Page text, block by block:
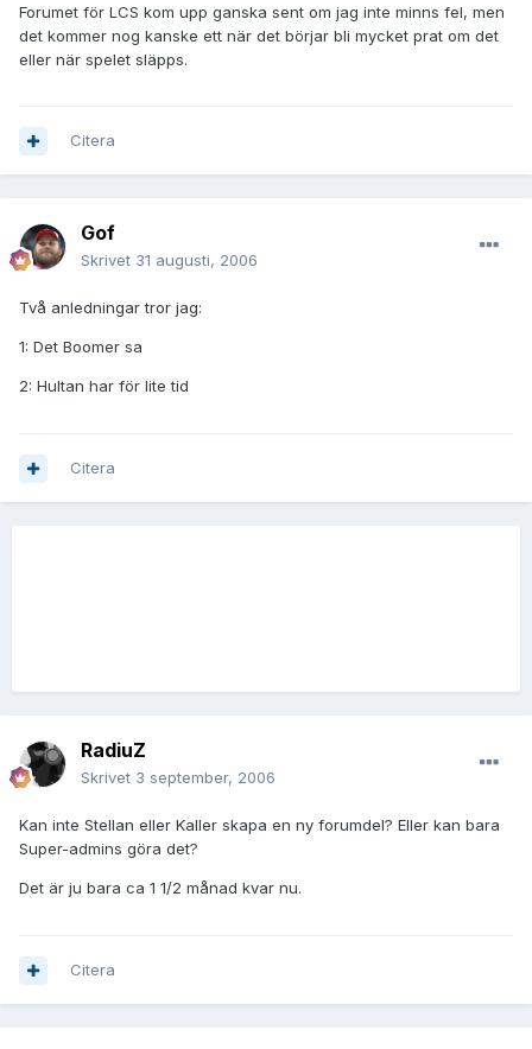
Forumet för LCS kom upp ganska sent om jag inte minns fel, men
det kommer nog kanske ett när det börjar bli mycket prat om det
eller när spelet släpps.
Citera
Gof
Skrivet 31 augusti, 2006
Två anledningar tror jag:
1: Det Boomer sa
2: Hultan har för lite tid
Citera
RadiuZ
Skrivet 3 september, 2006
Kan inte Stellan eller Kaller skapa en ny forumdel? Eller kan bara
Super-admins göra det?
Det är ju bara ca 1 1/2 månad kvar nu.
Citera